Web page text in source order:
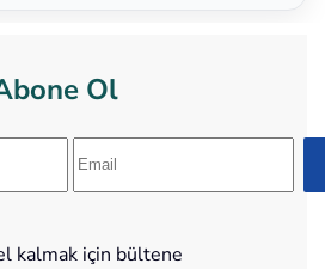
Ol
kalmak için bültene